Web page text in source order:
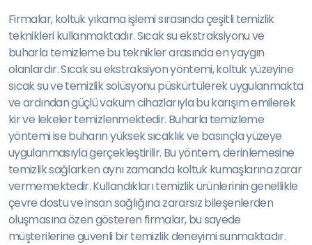
Firmalar, koltuk yıkama işlemi sırasında çeşitli temizlik
teknikleri kullanmaktadır. Sıcak su ekstraksiyonu ve
buharla temizleme bu teknikler arasında en yaygın
olanlardır. Sıcak su ekstraksiyon yöntemi, koltuk yüzeyine
sıcak su ve temizlik solüsyonu püskürtülerek uygulanmakta
ve ardından güçlü vakum cihazlarıyla bu karışım emilerek
kir ve lekeler temizlenmektedir. Buharla temizleme
yöntemi ise buharın yüksek sıcaklık ve basınçla yüzeye
uygulanmasıyla gerçekleştirilir. Bu yöntem, derinlemesine
temizlik sağlarken aynı zamanda koltuk kumaşlarına zarar
vermemektedir. Kullandıkları temizlik ürünlerinin genellikle
çevre dostu ve insan sağlığına zararsız bileşenlerden
oluşmasına özen gösteren firmalar, bu sayede
müşterilerine güvenli bir temizlik deneyimi sunmaktadır.